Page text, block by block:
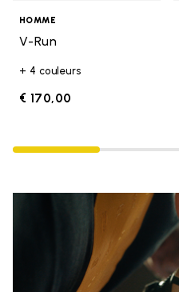
HOMME
V-Run
+ 4 couleurs
€ 170,00